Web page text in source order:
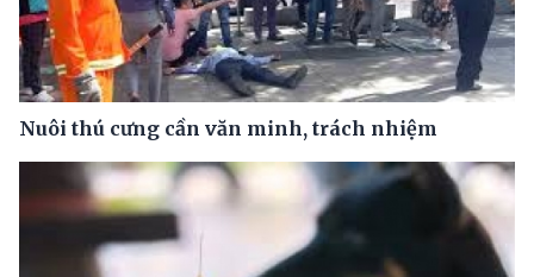
Nuôi thú cưng cần văn minh, trách nhiệm